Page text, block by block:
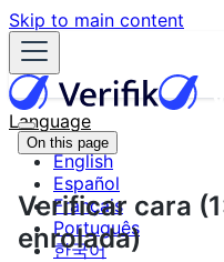
Skip to main content
Language
English
Español
Français
Português
한국어
On this page
Verificar cara
enrolada)